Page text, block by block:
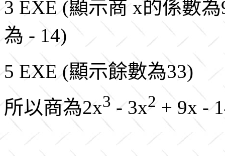
3 EXE (顯示商 x的係數
為 - 14)
5 EXE (顯示餘數為33)
所以商為2x3 - 3x2 + 9x -